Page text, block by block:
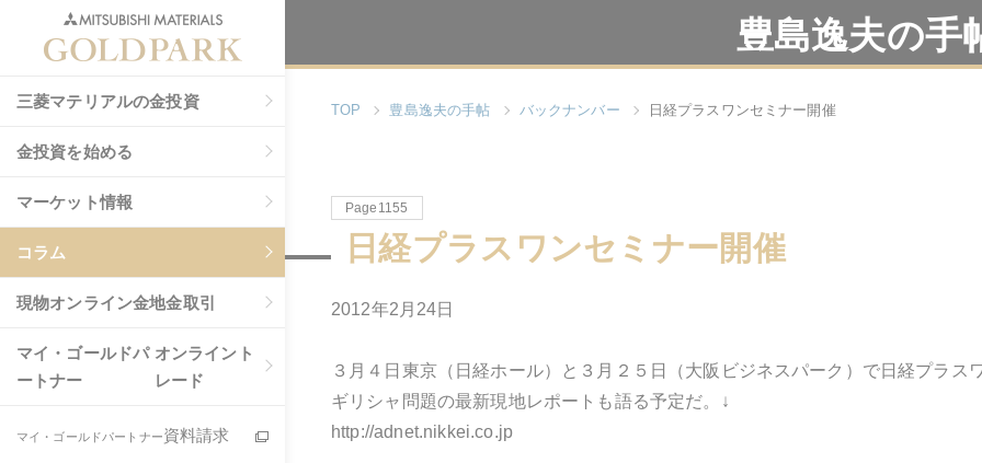
三菱マテリアルの金投資
金投資を始める
マーケット情報
コラム
現物オンライン金地金取引
マイ・ゴールドパ
ートナー
オンライント
レード
マイ・ゴールドパートナー資料請求
豊島逸夫の手
TOP 豊島逸夫の手帖 バックナンバー 日経プラスワンセミナー開催
Page1155
日経プラスワンセミナー開催
2012年2月24日
３月４日東京（日経ホール）と３月２５日（大阪ビジネスパーク）で日経プラ
ギリシャ問題の最新現地レポートも語る予定だ。↓
http://adnet.nikkei.co.jp